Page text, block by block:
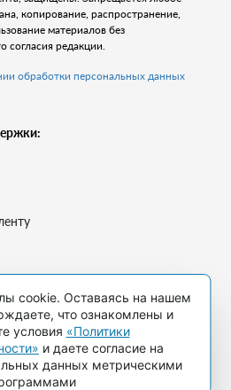
копирование, распространение,
материалов без
согласия редакции.
обработки персональных данных
cookie. Оставаясь на нашем
что ознакомлены и
условия «Политики
и даете согласие на
данных метрическими